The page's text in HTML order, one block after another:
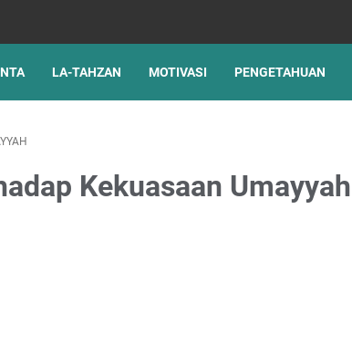
LA-TAHZAN MOTIVASI PENGETAHUAN
Kekuasaan Umayyah